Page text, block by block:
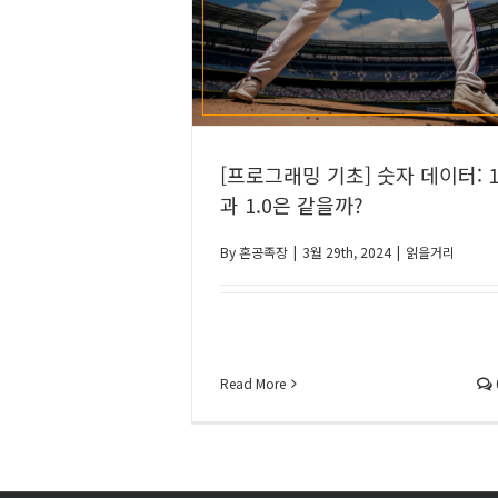
[프로그래밍 기초] 숫자 데이터: 1
과 1.0은 같을까?
By혼공족장 | 3월 29th, 2024 | 읽을거리
Read More